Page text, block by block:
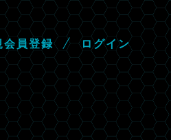
会 員登録 ロ グイ ン